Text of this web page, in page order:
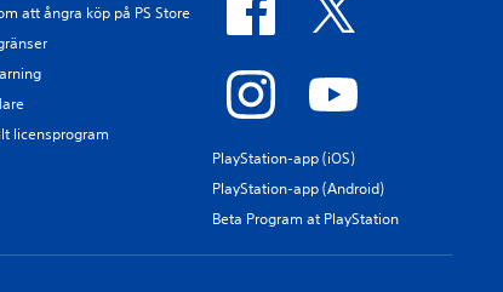
att ångra köp på PS Store
licensprogram
PlayStation-app (iOS)
PlayStation-app (Android)
Beta Program at PlayStation